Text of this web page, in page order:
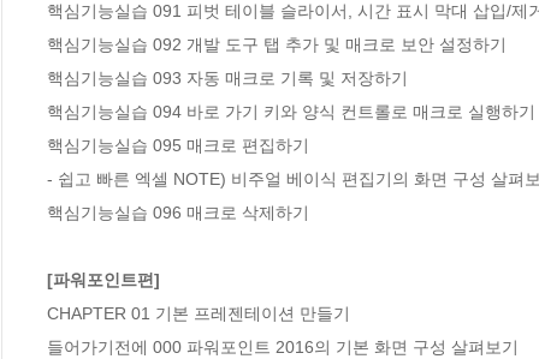
핵심기능실습 091 피벗 테이블 슬라이서, 시간 표시 막대 삽입/제
핵심기능실습 092 개발 도구 탭 추가 및 매크로 보안 설정하기
핵심기능실습 093 자동 매크로 기록 및 저장하기
핵심기능실습 094 바로 가기 키와 양식 컨트롤로 매크로 실행하기
핵심기능실습 095 매크로 편집하기
- 쉽고 빠른 엑셀 NOTE) 비주얼 베이식 편집기의 화면 구성 살펴
핵심기능실습 096 매크로 삭제하기
[파워포인트편]
CHAPTER 01 기본 프레젠테이션 만들기
들어가기전에 000 파워포인트 2016의 기본 화면 구성 살펴보기